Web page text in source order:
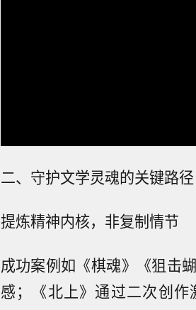
二、守护文学灵魂的关键路径
提炼精神内核，非复制情节
成功案例如《棋魂》《狙击
感；《北上》通过二次创